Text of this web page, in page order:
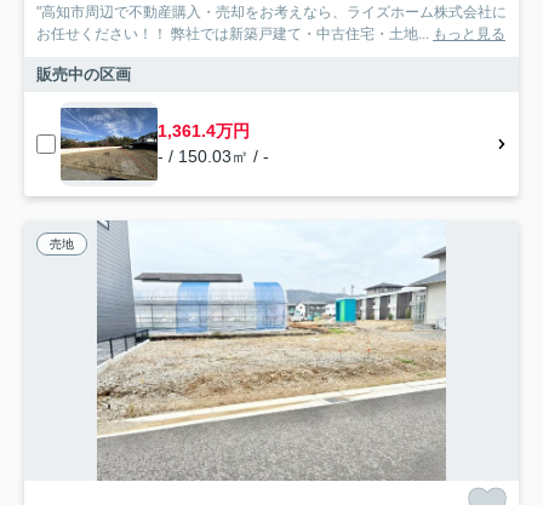
"高知市周辺で不動産購入・売却をお考えなら、ライズホーム株式会社に
お任せください！！ 弊社では新築戸建て・中古住宅・土地... もっと見る
販売中の区画
1,361.4万円
- / 150.03㎡ / -
売地